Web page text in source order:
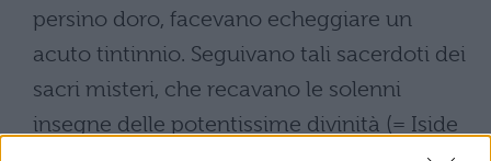
persino doro, facevano echeggiare un
acuto tintinnio. Seguivano tali sacerdoti dei
sacri misteri, che recavano le solenni
insegne delle potentissime divinità (= Iside